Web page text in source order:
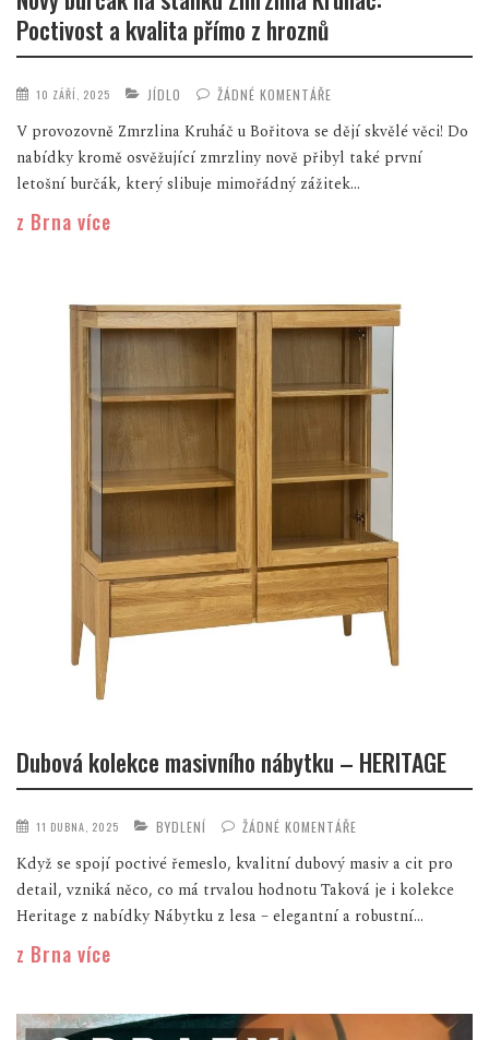
Poctivost a kvalita přímo z hroznů
10 ZÁŘÍ, 2025 JÍDLO ŽÁDNÉ KOMENTÁŘE
V provozovně Zmrzlina Kruháč u Bořitova se dějí skvělé věci! Do
nabídky kromě osvěžující zmrzliny nově přibyl také první
letošní burčák, který slibuje mimořádný zážitek...
z Brna více
Dubová kolekce masivního nábytku – HERITAGE
11 DUBNA, 2025 BYDLENÍ ŽÁDNÉ KOMENTÁŘE
Když se spojí poctivé řemeslo, kvalitní dubový masiv a cit pro
detail, vzniká něco, co má trvalou hodnotu Taková je i kolekce
Heritage z nabídky Nábytku z lesa – elegantní a robustní...
z Brna více